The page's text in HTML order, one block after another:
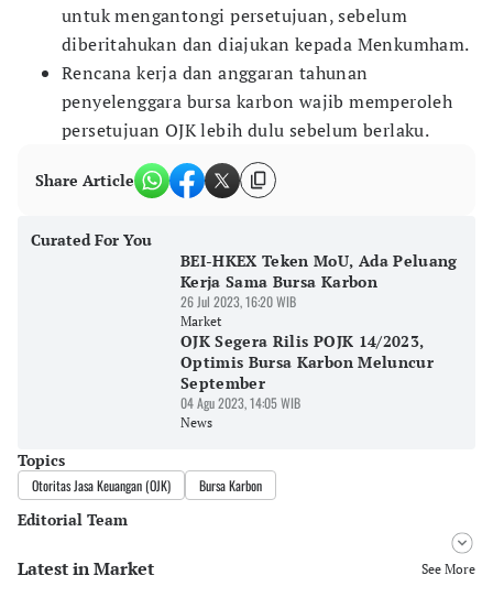
untuk mengantongi persetujuan, sebelum
diberitahukan dan diajukan kepada Menkumham.
Rencana kerja dan anggaran tahunan
penyelenggara bursa karbon wajib memperoleh
persetujuan OJK lebih dulu sebelum berlaku.
Share Article
Curated For You
BEI-HKEX Teken MoU, Ada Peluang
Kerja Sama Bursa Karbon
26 Jul 2023, 16:20 WIB
Market
OJK Segera Rilis POJK 14/2023,
Optimis Bursa Karbon Meluncur
September
04 Agu 2023, 14:05 WIB
News
Topics
Otoritas Jasa Keuangan (OJK) Bursa Karbon
Editorial Team
Editor
Latest in Market See More